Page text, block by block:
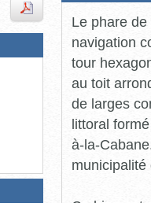
Le phare
navigation
tour
au toit
de larges
littoral
à-la-